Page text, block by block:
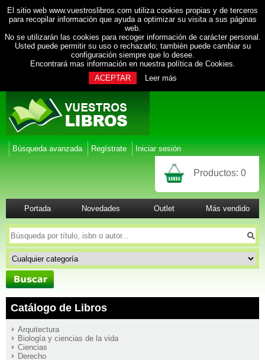
El sitio web www.vuestroslibros.com utiliza cookies propias y de terceros
para recopilar información que ayuda a optimizar su visita a sus páginas
web.
No se utilizarán las cookies para recoger información de carácter personal.
Usted puede permitir su uso o rechazarlo; también puede cambiar su
configuración siempre que lo desee.
Encontrará mas información en nuestra política de Cookies.
ACEPTAR
Leer más
Búsqueda avanzada Regístrate Iniciar sesión
Productos: 0
Portada Novedades Outlet Más vendido
Catálogo de Libros
Arquitectura
Biología y ciencias de la vida
Ciencias
Derecho